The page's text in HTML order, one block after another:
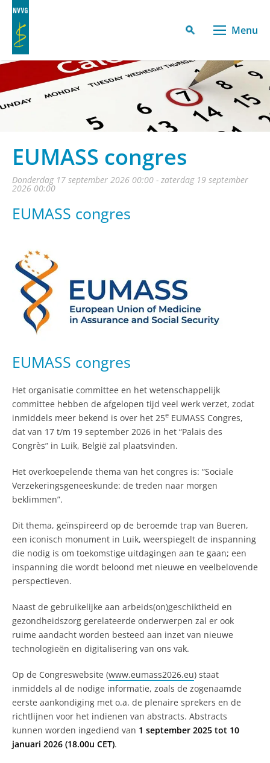
Menu
EUMASS congres
donderdag 17 september 2026 00:00 - zaterdag 19 september
2026 00:00
EUMASS congres
EUMASS congres
Het organisatie committee en het wetenschappelijk
committee hebben de afgelopen tijd veel werk verzet, zodat
inmiddels meer bekend is over het 25e EUMASS Congres,
dat van 17 t/m 19 september 2026 in het “Palais des
Congrès” in Luik, België zal plaatsvinden.
Het overkoepelende thema van het congres is: “Sociale
Verzekeringsgeneeskunde: de treden naar morgen
beklimmen”.
Dit thema, geïnspireerd op de beroemde trap van Bueren,
een iconisch monument in Luik, weerspiegelt de inspanning
die nodig is om toekomstige uitdagingen aan te gaan; een
inspanning die wordt beloond met nieuwe en veelbelovende
perspectieven.
Naast de gebruikelijke aan arbeids(on)geschiktheid en
gezondheidszorg gerelateerde onderwerpen zal er ook
ruime aandacht worden besteed aan inzet van nieuwe
technologieën en digitalisering van ons vak.
Op de Congreswebsite (www.eumass2026.eu) staat
inmiddels al de nodige informatie, zoals de zogenaamde
eerste aankondiging met o.a. de plenaire sprekers en de
richtlijnen voor het indienen van abstracts. Abstracts
kunnen worden ingediend van 1 september 2025 tot 10
januari 2026 (18.00u CET).